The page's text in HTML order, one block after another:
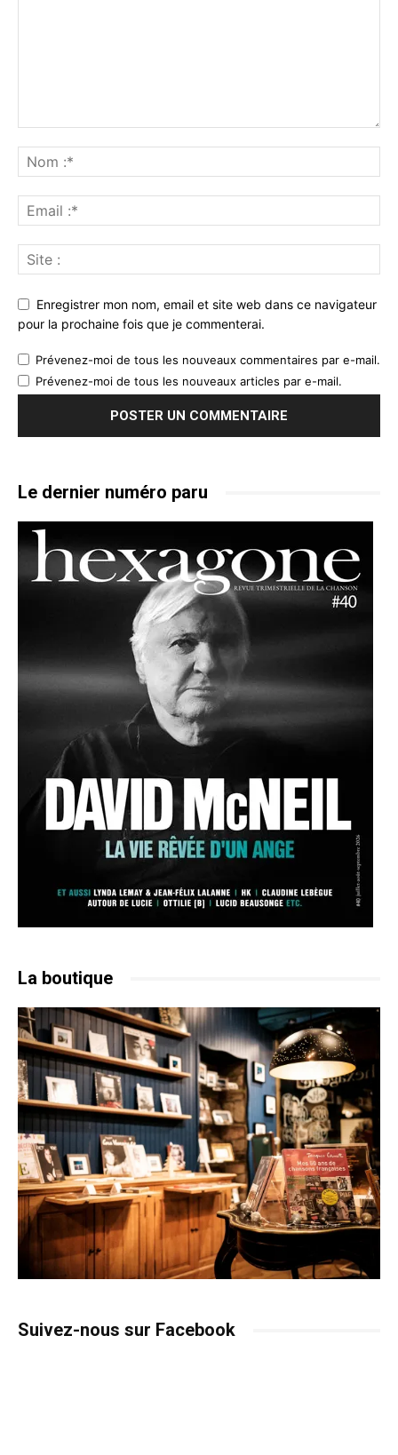
Enregistrer mon nom, email et site web dans ce navigateur
pour la prochaine fois que je commenterai.
Prévenez-moi de tous les nouveaux commentaires par e-mail.
Prévenez-moi de tous les nouveaux articles par e-mail.
Le dernier numéro paru
La boutique
Suivez-nous sur Facebook